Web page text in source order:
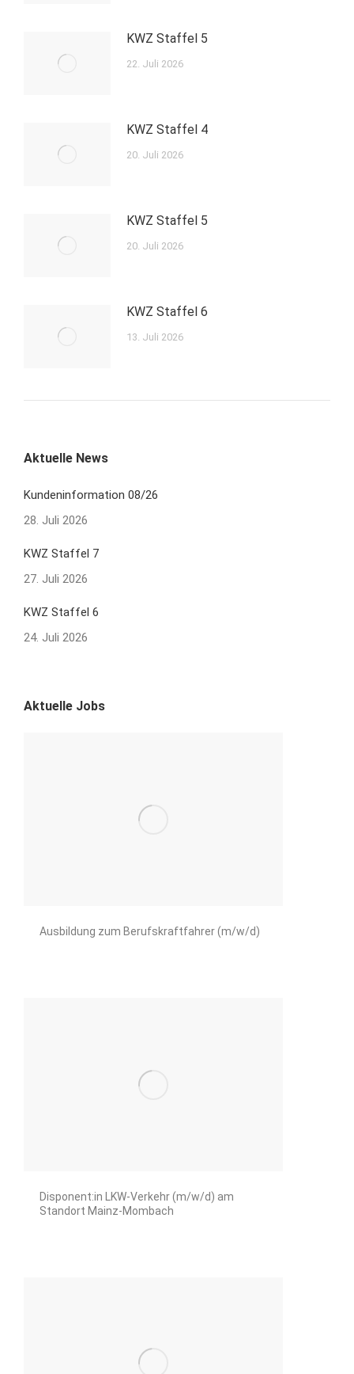
KWZ Staffel 5
22. Juli 2026
KWZ Staffel 4
20. Juli 2026
KWZ Staffel 5
20. Juli 2026
KWZ Staffel 6
13. Juli 2026
Aktuelle News
Kundeninformation 08/26
28. Juli 2026
KWZ Staffel 7
27. Juli 2026
KWZ Staffel 6
24. Juli 2026
Aktuelle Jobs
Ausbildung zum Berufskraftfahrer (m/w/d)
Disponent:in LKW-Verkehr (m/w/d) am
Standort Mainz-Mombach